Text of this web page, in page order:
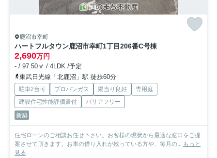
鹿沼市幸町
ハートフルタウン鹿沼市幸町1丁目206番C号棟
2,690万円
- / 97.50㎡ / 4LDK /予定
東武日光線「北鹿沼」駅 徒歩60分
駐車2台可 プロパンガス 陽当り良好
専用庭
建設住宅性能評価書付
バリアフリー
新築
住宅ローンのご相談お任せ下さい。お客様の現状から最適な窓口をご提
案させて頂きます。お車の借り入れが残っている方や、毎月の...
もっと
見る